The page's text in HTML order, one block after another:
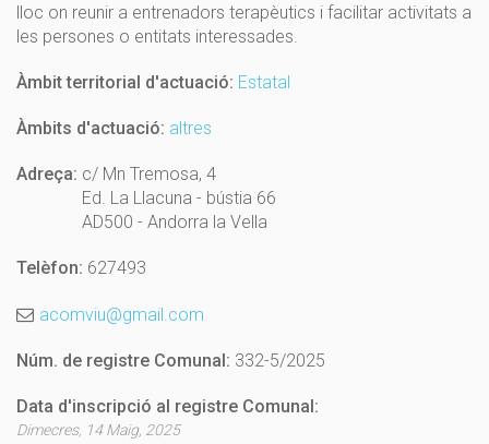
lloc on reunir a entrenadors terapèutics i facilitar activitats a
les persones o entitats interessades.
Àmbit territorial d'actuació: Estatal
Àmbits d'actuació: altres
Adreça: c/ Mn Tremosa, 4
Ed. La Llacuna - bústia 66
AD500 - Andorra la Vella
Telèfon: 627493
acomviu@gmail.com
Núm. de registre Comunal: 332-5/2025
Data d'inscripció al registre Comunal:
Dimecres, 14 Maig, 2025